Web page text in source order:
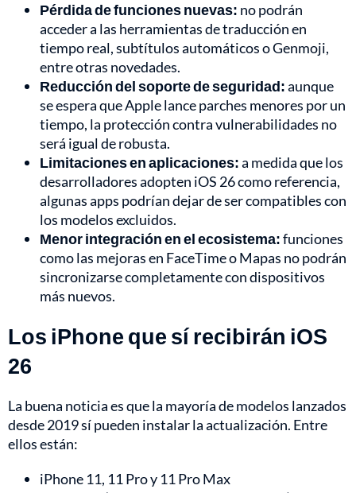
Pérdida de funciones nuevas: no podrán
acceder a las herramientas de traducción en
tiempo real, subtítulos automáticos o Genmoji,
entre otras novedades.
Reducción del soporte de seguridad:aunque
se espera que Apple lance parches menores por un
tiempo, la protección contra vulnerabilidades no
será igual de robusta.
Limitaciones en aplicaciones:a medida que los
desarrolladores adopten iOS 26 como referencia,
algunas apps podrían dejar de ser compatibles con
los modelos excluidos.
Menor integración en el ecosistema:funciones
como las mejoras en FaceTime o Mapas no podrán
sincronizarse completamente con dispositivos
más nuevos.
Los iPhone que sí recibirán iOS
26
La buena noticia es que la mayoría de modelos lanzados
desde 2019 sí pueden instalar la actualización. Entre
ellos están:
iPhone 11, 11 Pro y 11 Pro Max